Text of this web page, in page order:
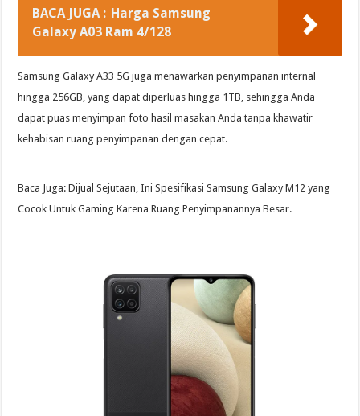
BACA JUGA : Harga Samsung
Galaxy A03 Ram 4/128
Samsung Galaxy A33 5G juga menawarkan penyimpanan internal
hingga 256GB, yang dapat diperluas hingga 1TB, sehingga Anda
dapat puas menyimpan foto hasil masakan Anda tanpa khawatir
kehabisan ruang penyimpanan dengan cepat.
Baca Juga: Dijual Sejutaan, Ini Spesifikasi Samsung Galaxy M12 yang
Cocok Untuk Gaming Karena Ruang Penyimpanannya Besar.